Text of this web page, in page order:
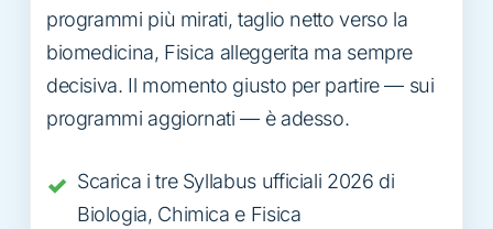
programmi più mirati, taglio netto verso la
biomedicina, Fisica alleggerita ma sempre
decisiva. Il momento giusto per partire — sui
programmi aggiornati — è adesso.
Scarica i tre Syllabus ufficiali 2026 di
Biologia, Chimica e Fisica